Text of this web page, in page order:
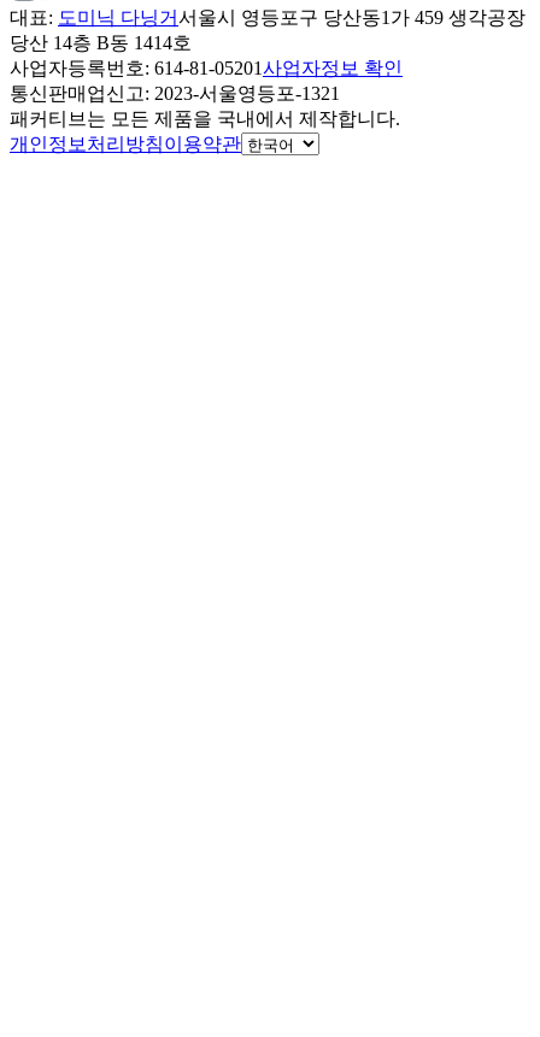
대표: 도미닉 다닝거서울시 영등포구 당산동1가 459 생각공장
당산 14층 B동 1414호
사업자등록번호: 614-81-05201사업자정보 확인
통신판매업신고: 2023-서울영등포-1321
패커티브는 모든 제품을 국내에서 제작합니다.
개인정보처리방침이용약관